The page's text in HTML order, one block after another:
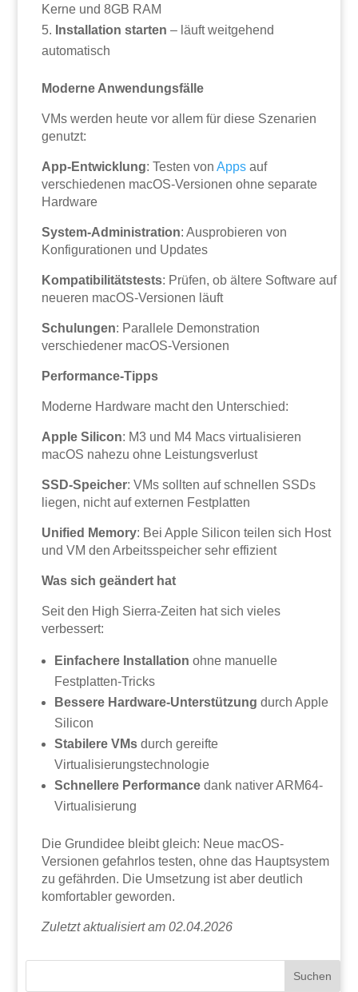
Kerne und 8GB RAM
Installation starten – läuft weitgehend
automatisch
Moderne Anwendungsfälle
VMs werden heute vor allem für diese Szenarien
genutzt:
App-Entwicklung: Testen vonApps auf
verschiedenen macOS-Versionen ohne separate
Hardware
System-Administration: Ausprobieren von
Konfigurationen und Updates
Kompatibilitätstests: Prüfen, ob ältere Software auf
neueren macOS-Versionen läuft
Schulungen: Parallele Demonstration
verschiedener macOS-Versionen
Performance-Tipps
Moderne Hardware macht den Unterschied:
Apple Silicon: M3 und M4 Macs virtualisieren
macOS nahezu ohne Leistungsverlust
SSD-Speicher: VMs sollten auf schnellen SSDs
liegen, nicht auf externen Festplatten
Unified Memory: Bei Apple Silicon teilen sich Host
und VM den Arbeitsspeicher sehr effizient
Was sich geändert hat
Seit den High Sierra-Zeiten hat sich vieles
verbessert:
Einfachere Installation ohne manuelle
Festplatten-Tricks
Bessere Hardware-Unterstützung durch Apple
Silicon
Stabilere VMs durch gereifte
Virtualisierungstechnologie
Schnellere Performance dank nativer ARM64-
Virtualisierung
Die Grundidee bleibt gleich: Neue macOS-
Versionen gefahrlos testen, ohne das Hauptsystem
zu gefährden. Die Umsetzung ist aber deutlich
komfortabler geworden.
Zuletzt aktualisiert am 02.04.2026